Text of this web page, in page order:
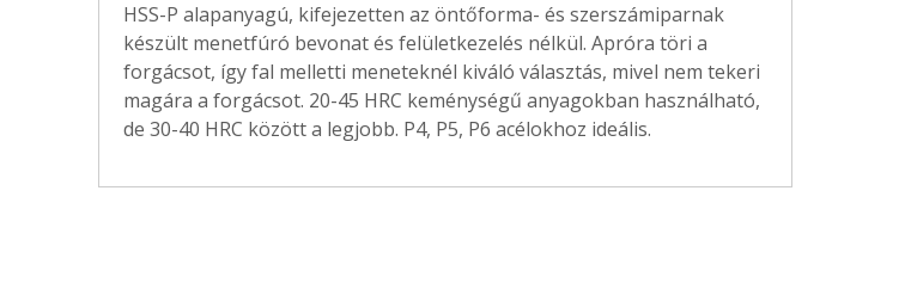
HSS-P alapanyagú, kifejezetten az öntőforma- és szerszámiparnak
készült menetfúró bevonat és felületkezelés nélkül. Apróra töri a
forgácsot, így fal melletti meneteknél kiváló választás, mivel nem tekeri
magára a forgácsot. 20-45 HRC keménységű anyagokban használható,
de 30-40 HRC között a legjobb. P4, P5, P6 acélokhoz ideális.